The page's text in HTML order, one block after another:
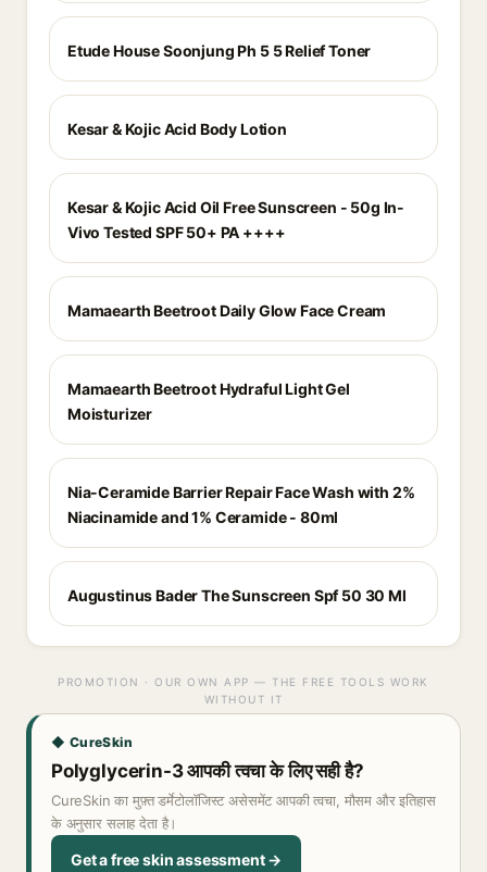
Etude House Soonjung Ph 5 5 Relief Toner
Kesar & Kojic Acid Body Lotion
Kesar & Kojic Acid Oil Free Sunscreen - 50g In-
Vivo Tested SPF 50+ PA ++++
Mamaearth Beetroot Daily Glow Face Cream
Mamaearth Beetroot Hydraful Light Gel
Moisturizer
Nia-Ceramide Barrier Repair Face Wash with 2%
Niacinamide and 1% Ceramide - 80ml
Augustinus Bader The Sunscreen Spf 50 30 Ml
PROMOTION · OUR OWN APP — THE FREE TOOLS WORK
WITHOUT IT
◆ CureSkin
Polyglycerin-3 आपकी त्वचा के लिए सही है?
CureSkin का मुफ़्त डर्मेटोलॉजिस्ट असेसमेंट आपकी त्वचा, मौसम और इतिहास
के अनुसार सलाह देता है।
Get a free skin assessment →